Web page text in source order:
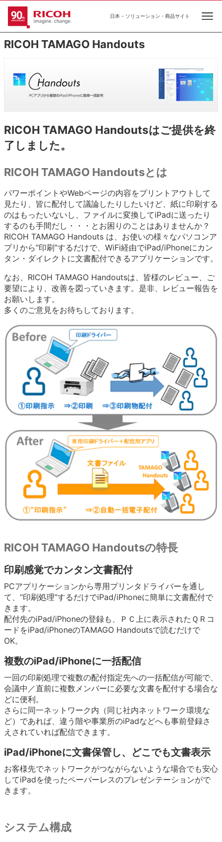
日本 - ソリューション・商品サイト
RICOH TAMAGO Handouts
RICOH TAMAGO Handoutsはご提供を終
了しました。
RICOH TAMAGO Handoutsとは
パワーポイントやWebページの内容をプリントアウトして
見たり、皆に配付して議論したりしたいけど、紙に印刷する
のはもったいないし、ファイルに変換してiPadに送ったり
するのも手間だし・・・とお困りのことはありませんか？
RICOH TAMAGO Handouts は、お使いの様々なパソコンア
プリから“印刷”するだけで、WiFi経由でiPad/iPhoneにカン
タン・ダイレクトに文書配付できるアプリケーションです。
なお、RICOH TAMAGO Handoutsは、皆様のレビュー、ご
要望により、改善を図っていきます。是非、レビュー報告を
お願いします。
多くのご意見をお待ちしております。
RICOH TAMAGO Handoutsの特長
印刷感覚でカンタン文書配付
PCアプリケーションから専用プリンタドライバーを通し
て、“印刷処理”するだけでiPad/iPhoneに簡単に文書配付で
きます。
配付先のiPad/iPhoneの登録も、ＰＣ上に表示されたＱＲコ
ードをiPad/iPhoneのTAMAGO Handoutsで読むだけで
OK。
複数のiPad/iPhoneに一括配信
一回の印刷処理で複数の配付指定先への一括配信が可能で、
会議中／直前に複数メンバーに必要な文書を配付する場合な
どに便利。
さらに同一ネットワーク内（同じ社内ネットワーク環境な
ど）であれば、違う階や事業所のiPadなどへも事前登録さ
えされていれば配信できます。
iPad/iPhoneに文書保管し、どこでも文書表示
お客様先でネットワークがつながらないような場合でも安心
してiPadを使ったペーパーレスのプレゼンテーションがで
きます。
システム構成